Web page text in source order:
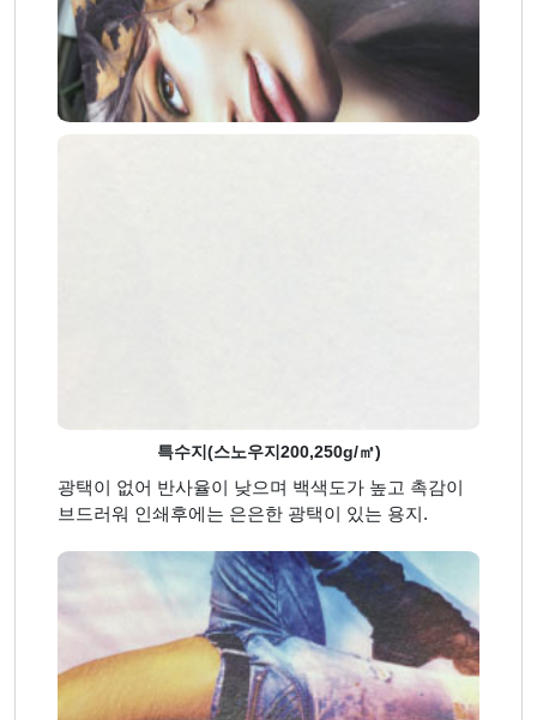
특수지(스노우지200,250g/㎡)
광택이 없어 반사율이 낮으며 백색도가 높고 촉감이
브드러워 인쇄후에는 은은한 광택이 있는 용지.